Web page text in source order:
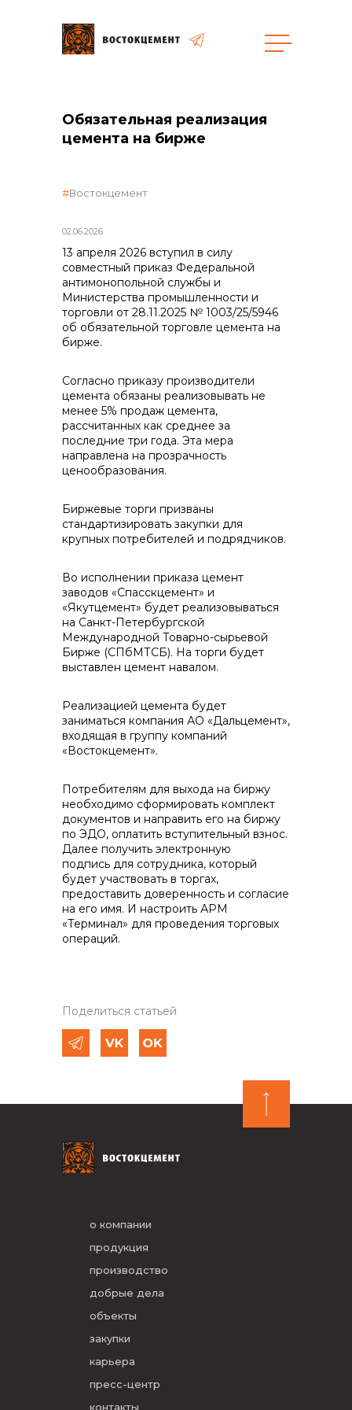
объявленные закупки
реализация неликвидов
Контакты
info@vostokcement.ru
Обязательная реализация
цемента на бирже
02.06.2026
Востокцемент
13 апреля 2026 вступил в силу
совместный приказ Федеральной
антимонопольной службы и
Министерства промышленности и
торговли от 28.11.2025 № 1003/25/5946
об обязательной торговле цемента на
бирже.
Согласно приказу производители
цемента обязаны реализовывать не
менее 5% продаж цемента,
рассчитанных как среднее за
последние три года. Эта мера
направлена на прозрачность
ценообразования.
Биржевые торги призваны
стандартизировать закупки для
крупных потребителей и подрядчиков.
Во исполнении приказа цемент
заводов «Спасскцемент» и
«Якутцемент» будет реализовываться
на Санкт-Петербургской
Международной Товарно-сырьевой
Бирже (СПбМТСБ). На торги будет
выставлен цемент навалом.
Реализацией цемента будет
заниматься компания АО «Дальцемент»,
входящая в группу компаний
«Востокцемент».
Потребителям для выхода на биржу
необходимо сформировать комплект
документов и направить его на биржу
по ЭДО, оплатить вступительный взнос.
Далее получить электронную
подпись для сотрудника, который
будет участвовать в торгах,
предоставить доверенность и согласие
на его имя. И настроить АРМ
«Терминал» для проведения торговых
операций.
Поделиться статьей
о компании
продукция
производство
добрые дела
объекты
закупки
карьера
пресс-центр
контакты